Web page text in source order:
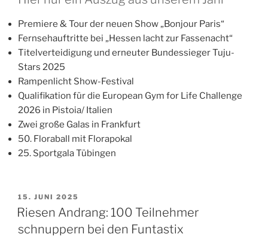
Premiere & Tour der neuen Show „Bonjour Paris“
Fernsehauftritte bei „Hessen lacht zur Fassenacht“
Titelverteidigung und erneuter Bundessieger Tuju-
Stars 2025
Rampenlicht Show-Festival
Qualifikation für die European Gym for Life Challenge
2026 in Pistoia/ Italien
Zwei große Galas in Frankfurt
50. Floraball mit Florapokal
25. Sportgala Tübingen
VERÖFFENTLICHT
AM
15. JUNI 2025
Riesen Andrang: 100 Teilnehmer
schnuppern bei den Funtastix